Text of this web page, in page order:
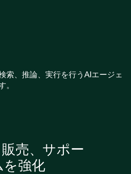
索、推論、実行を行うAIエージェ
。
売、サポー
を強化